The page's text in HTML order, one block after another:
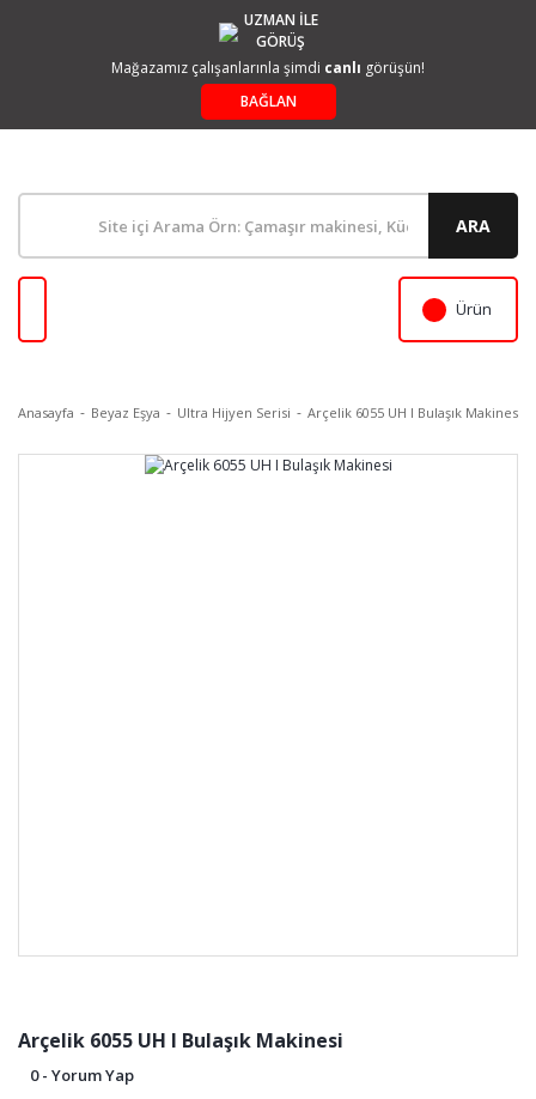
UZMAN İLE
GÖRÜŞ
Mağazamız çalışanlarınla şimdi canlı görüşün!
BAĞLAN
ARA
Ürün
Anasayfa Beyaz Eşya Ultra Hijyen Serisi Arçelik 6055 UH I Bulaşık Makinesi
Arçelik 6055 UH I Bulaşık Makinesi
0 - Yorum Yap